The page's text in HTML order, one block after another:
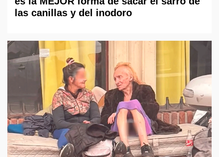
las canillas y del inodoro